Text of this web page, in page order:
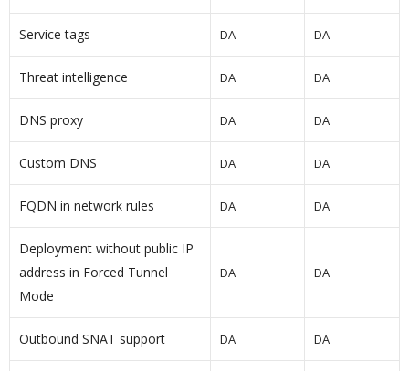
Service tags DA DA
Threat intelligence DA DA
DNS proxy DA DA
Custom DNS DA DA
FQDN in network rules DA DA
Deployment without public IP
address in Forced Tunnel
Mode
DA DA
Outbound SNAT support DA DA